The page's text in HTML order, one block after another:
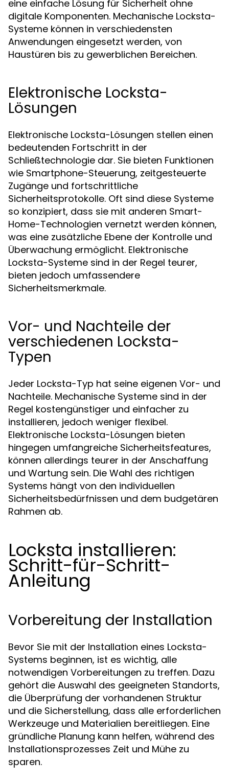
eine einfache Lösung für Sicherheit ohne
digitale Komponenten. Mechanische Locksta-
Systeme können in verschiedensten
Anwendungen eingesetzt werden, von
Haustüren bis zu gewerblichen Bereichen.
Elektronische Locksta-
Lösungen
Elektronische Locksta-Lösungen stellen einen
bedeutenden Fortschritt in der
Schließtechnologie dar. Sie bieten Funktionen
wie Smartphone-Steuerung, zeitgesteuerte
Zugänge und fortschrittliche
Sicherheitsprotokolle. Oft sind diese Systeme
so konzipiert, dass sie mit anderen Smart-
Home-Technologien vernetzt werden können,
was eine zusätzliche Ebene der Kontrolle und
Überwachung ermöglicht. Elektronische
Locksta-Systeme sind in der Regel teurer,
bieten jedoch umfassendere
Sicherheitsmerkmale.
Vor- und Nachteile der
verschiedenen Locksta-
Typen
Jeder Locksta-Typ hat seine eigenen Vor- und
Nachteile. Mechanische Systeme sind in der
Regel kostengünstiger und einfacher zu
installieren, jedoch weniger flexibel.
Elektronische Locksta-Lösungen bieten
hingegen umfangreiche Sicherheitsfeatures,
können allerdings teurer in der Anschaffung
und Wartung sein. Die Wahl des richtigen
Systems hängt von den individuellen
Sicherheitsbedürfnissen und dem budgetären
Rahmen ab.
Locksta installieren:
Schritt-für-Schritt-
Anleitung
Vorbereitung der Installation
Bevor Sie mit der Installation eines Locksta-
Systems beginnen, ist es wichtig, alle
notwendigen Vorbereitungen zu treffen. Dazu
gehört die Auswahl des geeigneten Standorts,
die Überprüfung der vorhandenen Struktur
und die Sicherstellung, dass alle erforderlichen
Werkzeuge und Materialien bereitliegen. Eine
gründliche Planung kann helfen, während des
Installationsprozesses Zeit und Mühe zu
sparen.